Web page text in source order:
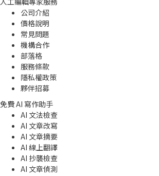
公司介紹
價格說明
常見問題
機構合作
部落格
服務條款
隱私權政策
夥伴招募
免費 AI 寫作助手
AI 文法檢查
AI 文章改寫
AI 文章摘要
AI 線上翻譯
AI 抄襲檢查
AI 文章偵測